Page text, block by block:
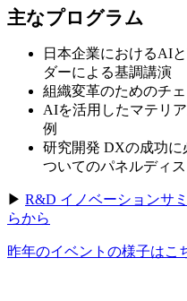
主なプログラム
日本企業におけるAI
ダーによる基調講演
組織変革のためのチ
AIを活用したマテリ
例
研究開発 DXの成功に
ついてのパネルディ
▶︎ R&D イノベーションサ
らから
昨年のイベントの様子はこ